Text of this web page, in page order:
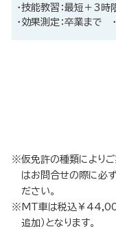
・技能教習：最短＋3
・効果測定：卒業まで
仮免許の種類により
はお問合せの際に必
ださい。
MT車は税込￥
追加）となります。